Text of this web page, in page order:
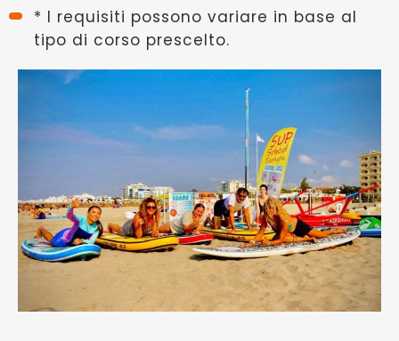
* I requisiti possono variare in base al
tipo di corso prescelto.